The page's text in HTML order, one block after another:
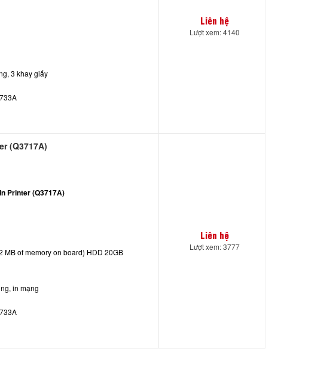
3 khay giấy
Liên hệ
Lượt xem: 4140
(Q3717A)
Printer (Q3717A)
MB of memory on board) HDD 20GB
in mạng
Liên hệ
Lượt xem: 3777